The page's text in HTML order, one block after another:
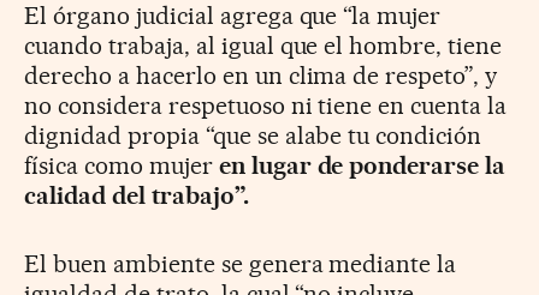
El órgano judicial agrega que “la mujer
cuando trabaja, al igual que el hombre, tiene
derecho a hacerlo en un clima de respeto”, y
no considera respetuoso ni tiene en cuenta la
dignidad propia “que se alabe tu condición
física como mujer en lugar de ponderarse la
calidad del trabajo”.
El buen ambiente se genera mediante la